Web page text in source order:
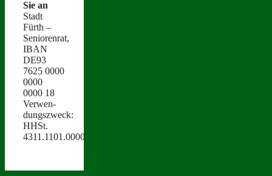
Sie an
Stadt
Fürth –
Seniorenrat,
IBAN
DE93
7625 0000
0000
0000 18
Ver­wen­
dungszweck:
HHSt.
4311.1101.0000